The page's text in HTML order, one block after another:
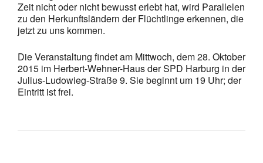
Zeit nicht oder nicht bewusst erlebt hat, wird Parallelen
zu den Herkunftsländern der Flüchtlinge erkennen, die
jetzt zu uns kommen.
Die Veranstaltung findet am Mittwoch, dem 28. Oktober
2015 im Herbert-Wehner-Haus der SPD Harburg in der
Julius-Ludowieg-Straße 9. Sie beginnt um 19 Uhr; der
Eintritt ist frei.